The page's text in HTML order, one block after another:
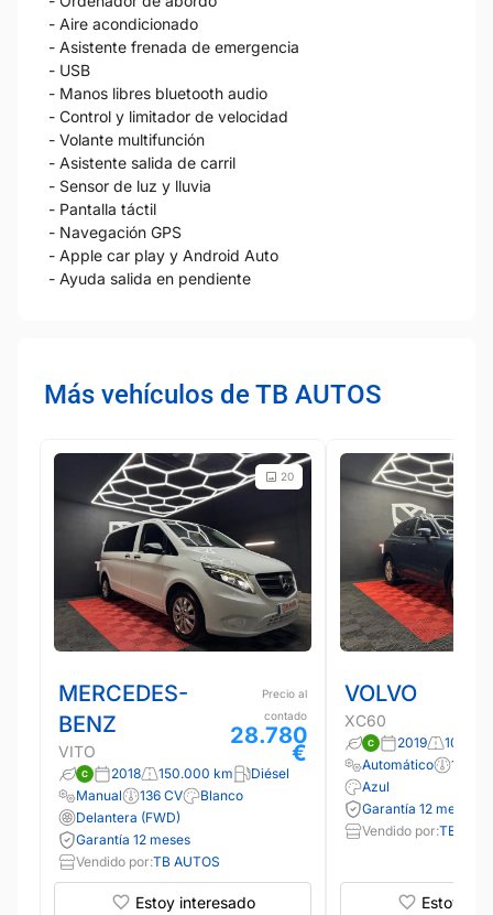
- Aire acondicionado
- Asistente frenada de emergencia
- USB
- Manos libres bluetooth audio
- Control y limitador de velocidad
- Volante multifunción
- Asistente salida de carril
- Sensor de luz y lluvia
- Pantalla táctil
- Navegación GPS
- Apple car play y Android Auto
- Ayuda salida en pendiente
Más vehículos de TB AUTOS
20
MERCEDES-
BENZ
VITO
Precio al
contado
28.780
€
2018 150.000 km
Diésel
Manual
136 CV
Blanco
Delantera (FWD)
Garantía 12 meses
Vendido por:TB AUTOS
Estoy interesado
VOLVO
XC60
2019
Automático
163 CV
Azul
Garantía 12 meses
Vendido por:TB
Estoy